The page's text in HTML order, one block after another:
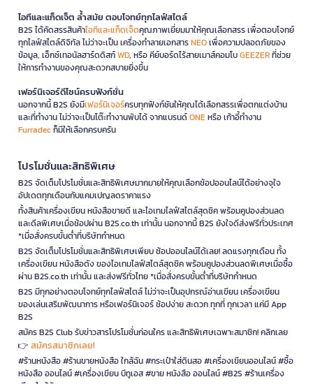
ไอทีและแก็ดเจ็ต ล้ำสมัย ตอบโจทย์ทุกไลฟ์สไตล์
B2S ได้คัดสรรสินค้าไอทีและแก็ดเจ็ตคุณภาพเยี่ยมมาให้คุณเลือกสรร เพื่อตอบโจทย์
ทุกไลฟ์สไตล์ดิจิทัล ไม่ว่าจะเป็น เครื่องทำลายเอกสารNEOเพื่อความปลอดภัยของ
ข้อมูล, เอ็กซ์เทอนัลฮาร์ดดิสก์WD, หรือ คีย์บอร์ดไร้สายเมาส์คอมโบGEEZERที่ช่วย
ให้การทำงานของคุณสะดวกสบายยิ่งขึ้น
เฟอร์นิเจอร์ดีไซน์ครบฟังก์ชั่น
นอกจากนี้ B2S ยังมีเฟอร์นิเจอร์ครบทุกฟังก์ชันให้คุณได้เลือกสรรเพื่อตกแต่งบ้าน
และที่ทำงาน ไม่ว่าจะเป็นโต๊ะทำงานพับได้ จากแบรนด์ONEหรือ เก้าอี้ทำงาน
Furradecก็มีให้เลือกครบครัน
โปรโมชั่นและสิทธิพิเศษ
B2S จัดเต็มโปรโมชั่นและสิทธิพิเศษมากมายให้คุณเลือกช้อปออนไลน์ได้อย่างจุใจ
อัปเดตทุกเดือนกับแคมเปญลดราคาแรง
ทั้งสินค้าเครื่องเขียน หนังสือขายดี และไอเทมไลฟ์สไตล์สุดชิค พร้อมคูปองส่วนลด
และดีลพิเศษเมื่อช้อปผ่าน B2S.co.th เท่านั้น นอกจากนี้ B2S ยังใจดีส่งฟรีทั่วประเทศ
*เมื่อสั่งครบขั้นต่ำที่บริษัทกำหนด
B2S จัดเต็มโปรโมชั่นและสิทธิพิเศษเพียบ ช้อปออนไลน์ได้เลย! ลดแรงทุกเดือน ทั้ง
เครื่องเขียน หนังสือดัง ของไอเทมไลฟ์สไตล์สุดชิค พร้อมคูปองส่วนลดพิเศษเมื่อซื้อ
ผ่าน B2S.co.th เท่านั้น และส่งฟรีทั่วไทย *เมื่อสั่งครบขั้นต่ำที่บริษัทกำหนด
B2S มีทุกอย่างตอบโจทย์ทุกไลฟ์สไตล์ ไม่ว่าจะเป็นอุปกรณ์อ่านเขียน เครื่องเขียน
ของเล่นเสริมพัฒนาการ หรือเฟอร์นิเจอร์ ช้อปง่าย สะดวก ทุกที่ ทุกเวลา แค่มี App
B2S
สมัคร B2S Club รับข่าวสารโปรโมชั่นก่อนใคร และสิทธิพิเศษเฉพาะสมาชิก! คลิกเลย
👉 สมัครสมาชิกเลย!
#ร้านหนังสือ #ร้านขายหนังสือ ใกล้ฉัน #กระเป๋าใส่ดินสอ #เครื่องเขียนออนไลน์ #ซื้อ
หนังสือ ออนไลน์ #เครื่องเขียน บีทูเอส #ขาย หนังสือ ออนไลน์ #B2S #ร้านเครื่อง